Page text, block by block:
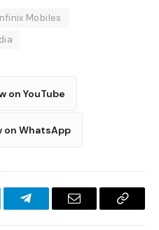
Mobiles
on YouTube
on WhatsApp
TelegramEmail
Copy